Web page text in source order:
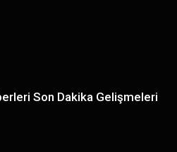
Son Dakika Gelişmeleri